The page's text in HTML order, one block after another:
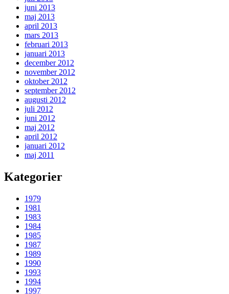
juni 2013
maj 2013
april 2013
mars 2013
februari 2013
januari 2013
december 2012
november 2012
oktober 2012
september 2012
augusti 2012
juli 2012
juni 2012
maj 2012
april 2012
januari 2012
maj 2011
Kategorier
1979
1981
1983
1984
1985
1987
1989
1990
1993
1994
1997